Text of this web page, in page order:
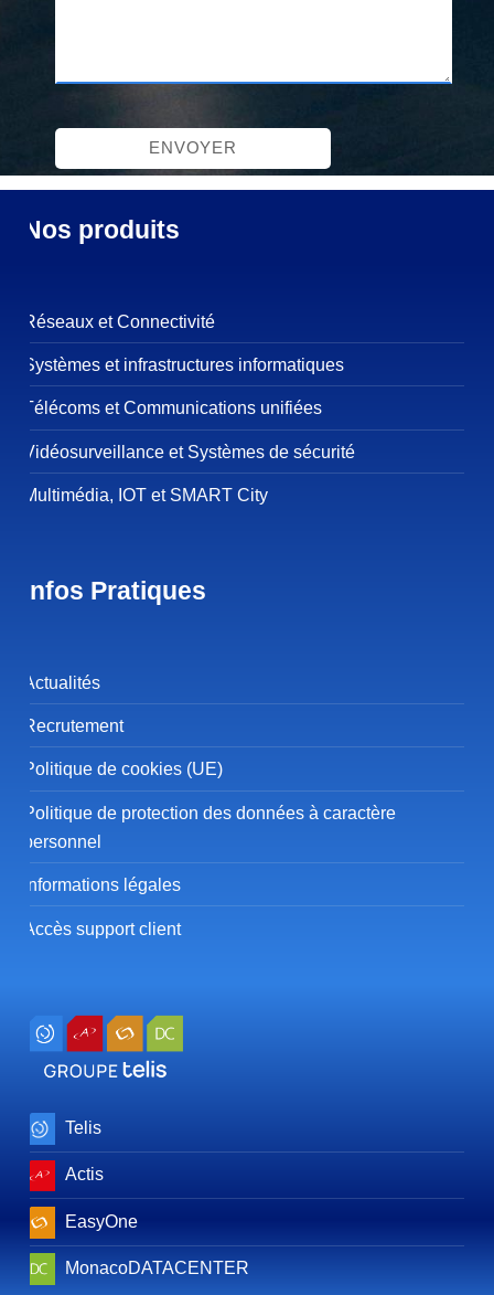
Nos produits
Réseaux et Connectivité
Systèmes et infrastructures informatiques
Télécoms et Communications unifiées
Vidéosurveillance et Systèmes de sécurité
Multimédia, IOT et SMART City
Infos Pratiques
Actualités
Recrutement
Politique de cookies (UE)
Politique de protection des données à caractère
personnel
Informations légales
Accès support client
Telis
Actis
EasyOne
MonacoDATACENTER